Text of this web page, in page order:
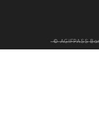
© AGIFPASS